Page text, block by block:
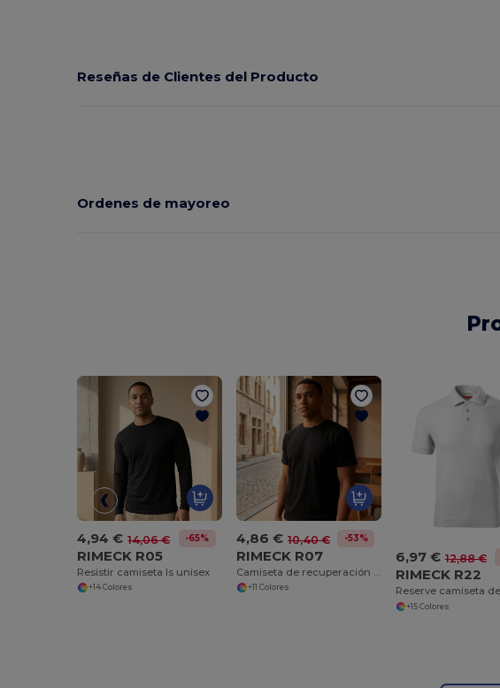
Reseñas de Clientes del Producto
Ordenes de mayoreo
4,94 € 14,06 € -65%
RIMECK R05
Resistir camiseta ls unisex
+14 Colores
4,86 € 10,40 € -53%
RIMECK R07
+11 Colores
6,97 € 12,88 €
RIMECK R22
+15 Colores